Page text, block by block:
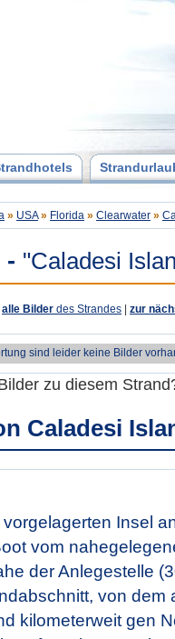
» USA » Florida » Clearwater »
- "Caladesi
alle Bilder des Strandes zur
sind leider keine Bilder
zu diesem
Caladesi
Insel
vom
der Anlegestelle
von dem
kilometerweit gen